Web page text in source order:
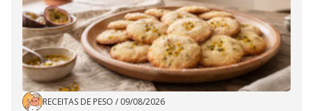
RECEITAS DE PESO / 09/08/2026